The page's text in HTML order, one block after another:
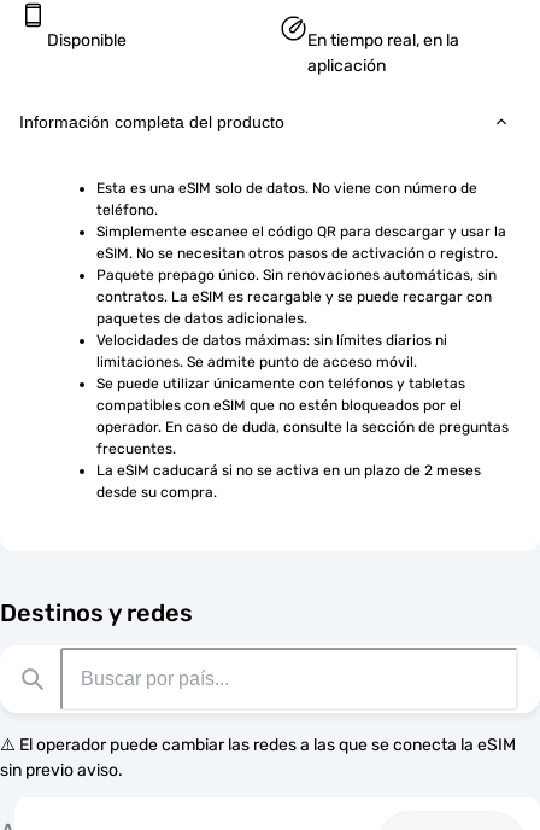
Disponible
En tiempo real, en la
aplicación
Información completa del producto
Esta es una eSIM solo de datos. No viene con número de
teléfono.
Simplemente escanee el código QR para descargar y usar la
eSIM. No se necesitan otros pasos de activación o registro.
Paquete prepago único. Sin renovaciones automáticas, sin
contratos. La eSIM es recargable y se puede recargar con
paquetes de datos adicionales.
Velocidades de datos máximas: sin límites diarios ni
limitaciones. Se admite punto de acceso móvil.
Se puede utilizar únicamente con teléfonos y tabletas
compatibles con eSIM que no estén bloqueados por el
operador. En caso de duda, consulte la sección de preguntas
frecuentes.
La eSIM caducará si no se activa en un plazo de 2 meses
desde su compra.
Destinos y redes
⚠️ El operador puede cambiar las redes a las que se conecta la eSIM
sin previo aviso.